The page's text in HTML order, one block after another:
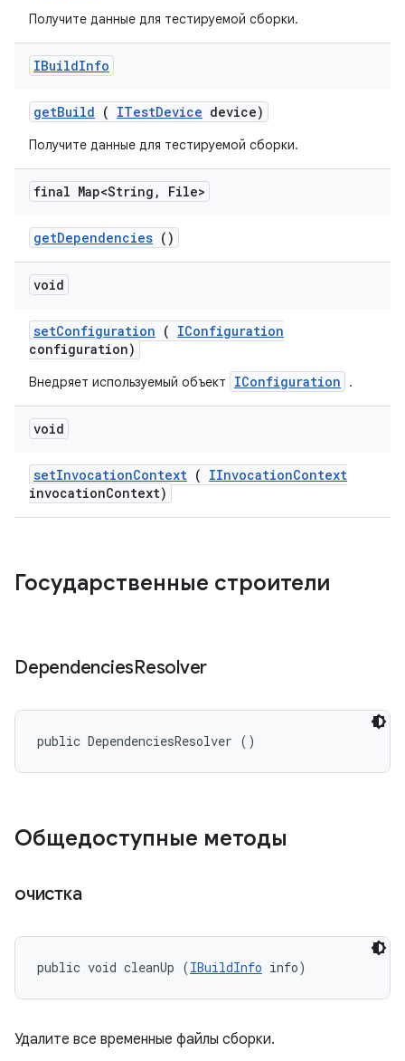
Получите данные для тестируемой сборки.
IBuildInfo
getBuild ( ITestDevice device)
Получите данные для тестируемой сборки.
final Map<String , File>
getDependencies ()
void
setConfiguration ( IConfiguration
configuration)
Внедряет используемый объект IConfiguration .
void
setInvocationContext ( IInvocationContext
invocationContext)
Государственные строители
DependenciesResolver
public DependenciesResolver ()
Общедоступные методы
очистка
public void cleanUp (IBuildInfo info)
Удалите все временные файлы сборки.